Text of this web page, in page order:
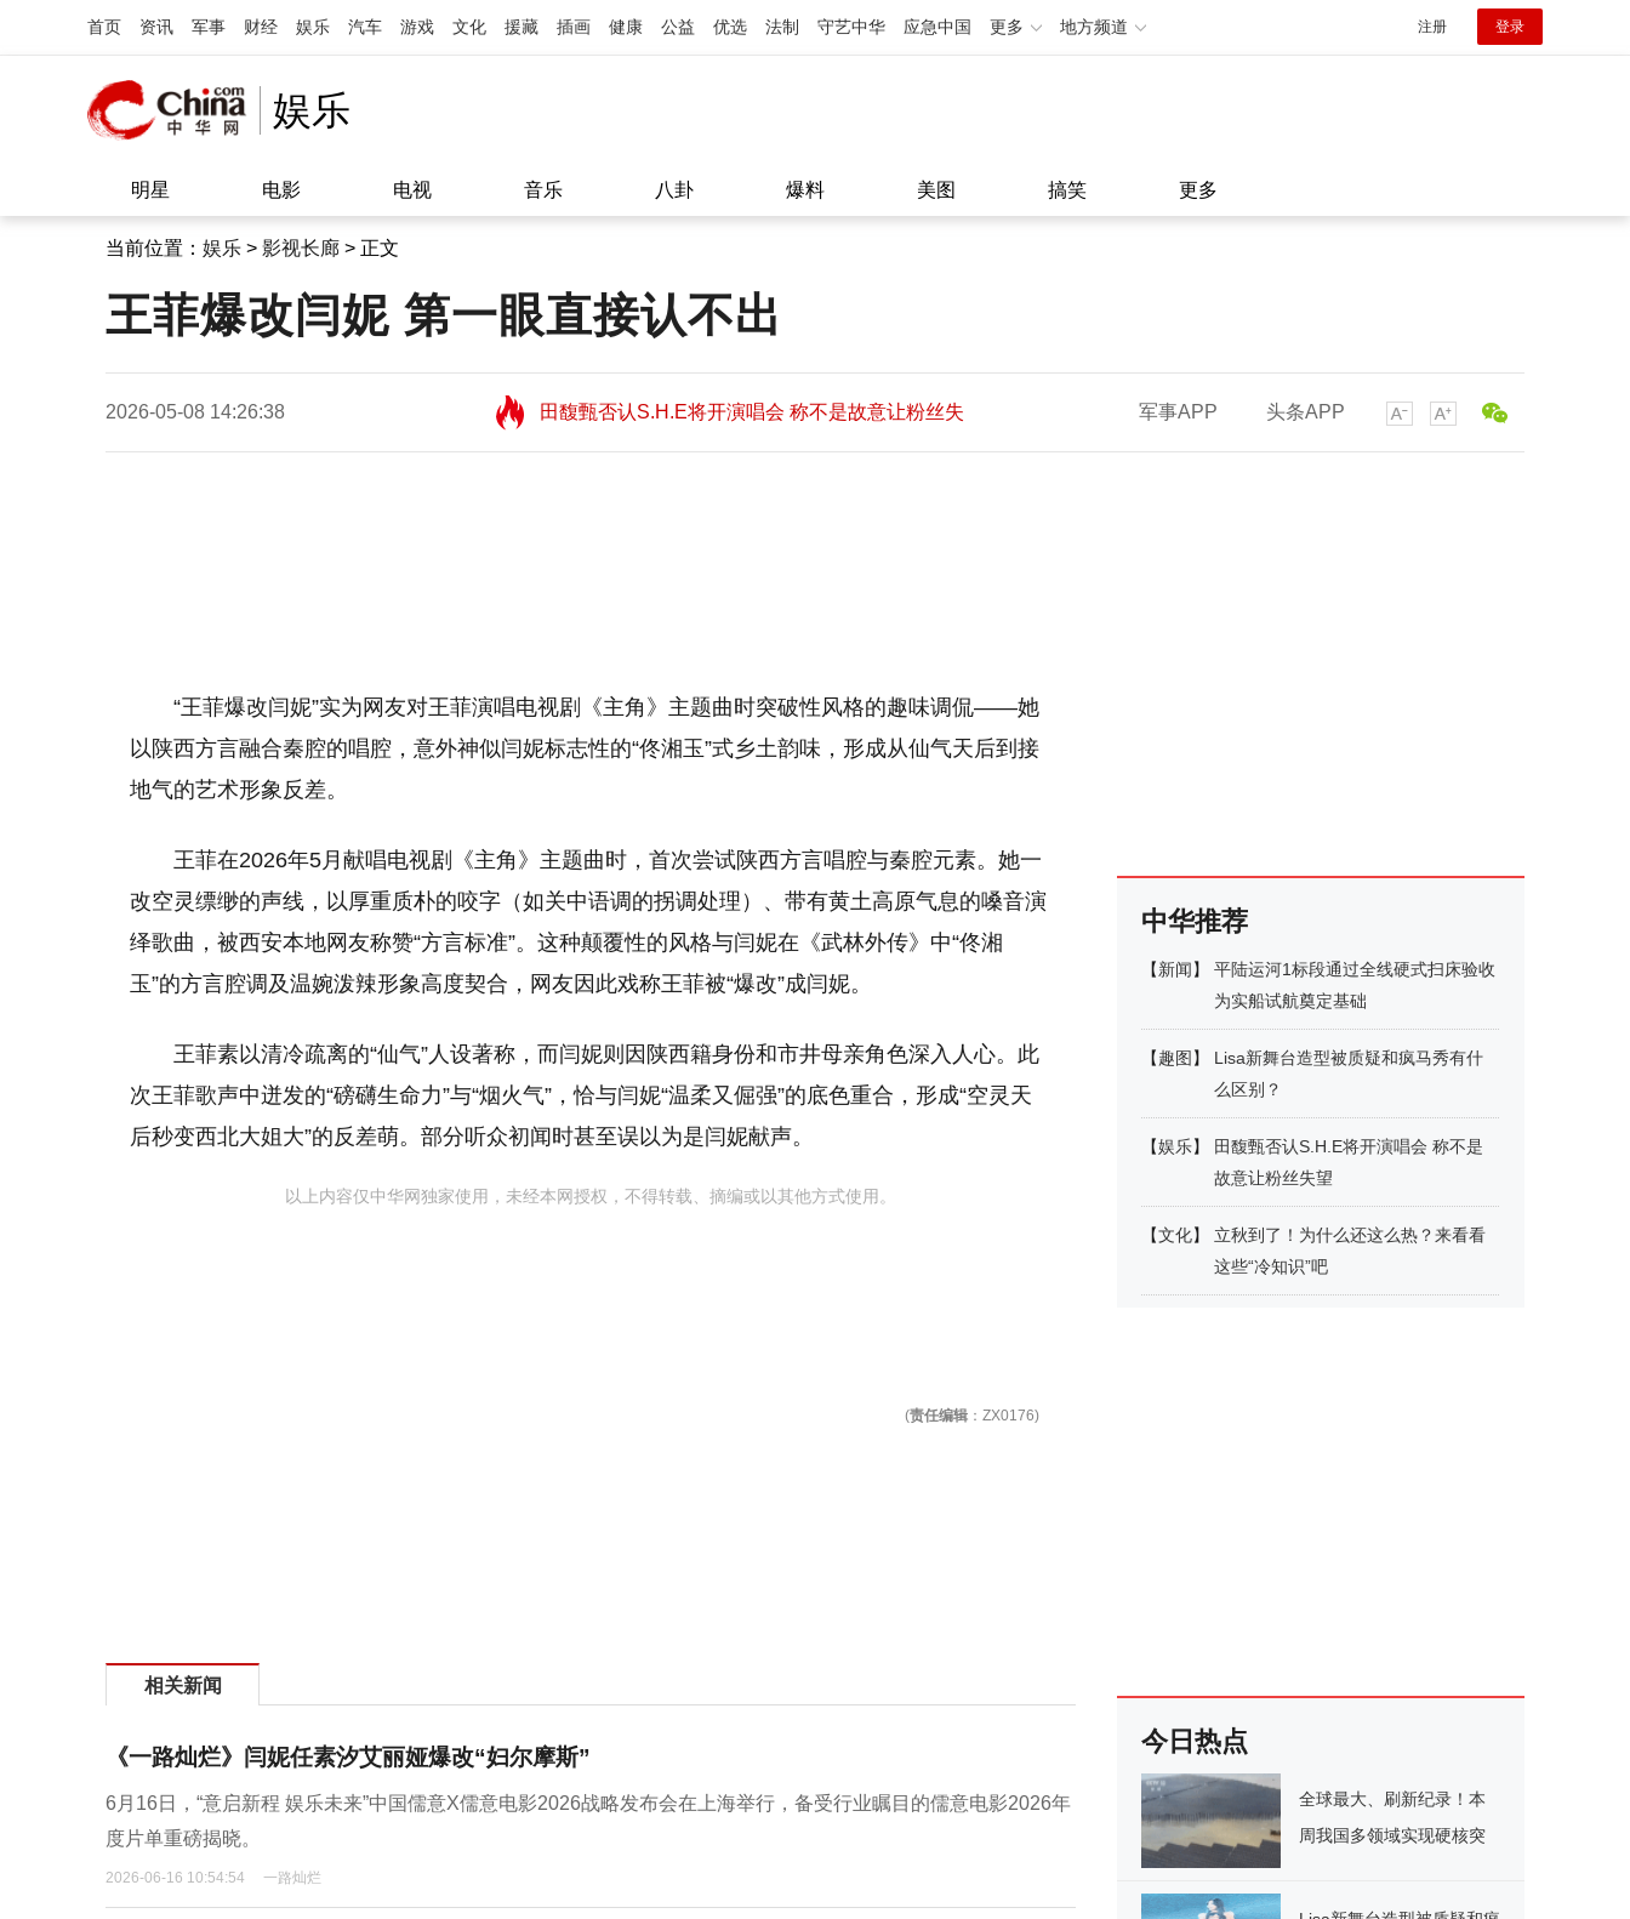
首页 资讯 军事 财经 娱乐 汽车 游戏 文化 援藏 插画 健康 公益 优选 法制 守艺中华 应急中国 更多 地方频道 注册 登录
娱乐
明星 电影 电视 音乐 八卦 爆料 美图 搞笑 更多
当前位置： 娱乐 > 影视长廊 > 正文
王菲爆改闫妮 第一眼直接认不出
2026-05-08 14:26:38
田馥甄否认S.H.E将开演唱会 称不是故意让粉丝失
望11:08
田馥甄否认S.H.E将开演唱会 称不是故意让粉丝失
军事APP 头条APP
“王菲爆改闫妮”实为网友对王菲演唱电视剧《主角》主题曲时突破性风格的趣味调侃——她
以陕西方言融合秦腔的唱腔，意外神似闫妮标志性的“佟湘玉”式乡土韵味，形成从仙气天后到接
地气的艺术形象反差。
王菲在2026年5月献唱电视剧《主角》主题曲时，首次尝试陕西方言唱腔与秦腔元素。她一
改空灵缥缈的声线，以厚重质朴的咬字（如关中语调的拐调处理）、带有黄土高原气息的嗓音演
绎歌曲，被西安本地网友称赞“方言标准”。这种颠覆性的风格与闫妮在《武林外传》中“佟湘
玉”的方言腔调及温婉泼辣形象高度契合，网友因此戏称王菲被“爆改”成闫妮。
王菲素以清冷疏离的“仙气”人设著称，而闫妮则因陕西籍身份和市井母亲角色深入人心。此
次王菲歌声中迸发的“磅礴生命力”与“烟火气”，恰与闫妮“温柔又倔强”的底色重合，形成“空灵天
后秒变西北大姐大”的反差萌。部分听众初闻时甚至误以为是闫妮献声。
以上内容仅中华网独家使用，未经本网授权，不得转载、摘编或以其他方式使用。
(责任编辑 ：ZX0176)
相关新闻
《一路灿烂》闫妮任素汐艾丽娅爆改“妇尔摩斯”
6月16日，“意启新程 娱乐未来”中国儒意X儒意电影2026战略发布会在上海举行，备受行业瞩目的儒意电影2026年
度片单重磅揭晓。
2026-06-16 10:54:54 一路灿烂
中华推荐
【新闻】
平陆运河1标段通过全线硬式扫床验收
为实船试航奠定基础
【趣图 】
Lisa新舞台造型被质疑和疯马秀有什
么区别？
【娱乐】
田馥甄否认S.H.E将开演唱会 称不是
故意让粉丝失望
【文化】
立秋到了！为什么还这么热？来看看
这些“冷知识”吧
今日热点
全球最大、刷新纪录！本
周我国多领域实现硬核突